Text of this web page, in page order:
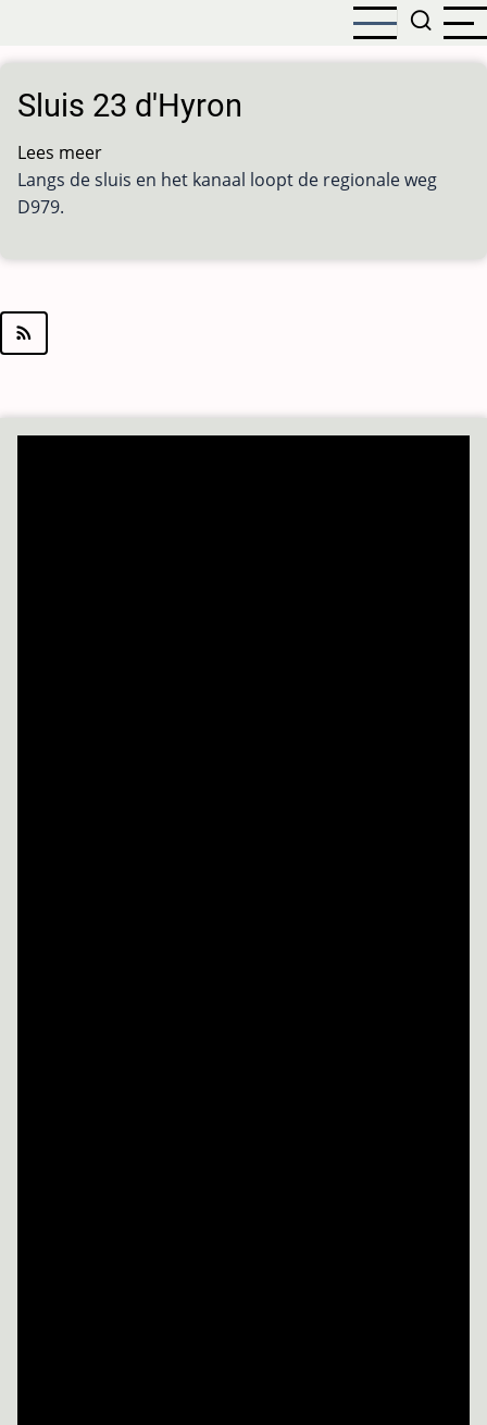
naar
de
inhoud
gaan
Sluis 23 d'Hyron
Lees meer
Sluis
Langs de sluis en het kanaal loopt de regionale weg
D979.